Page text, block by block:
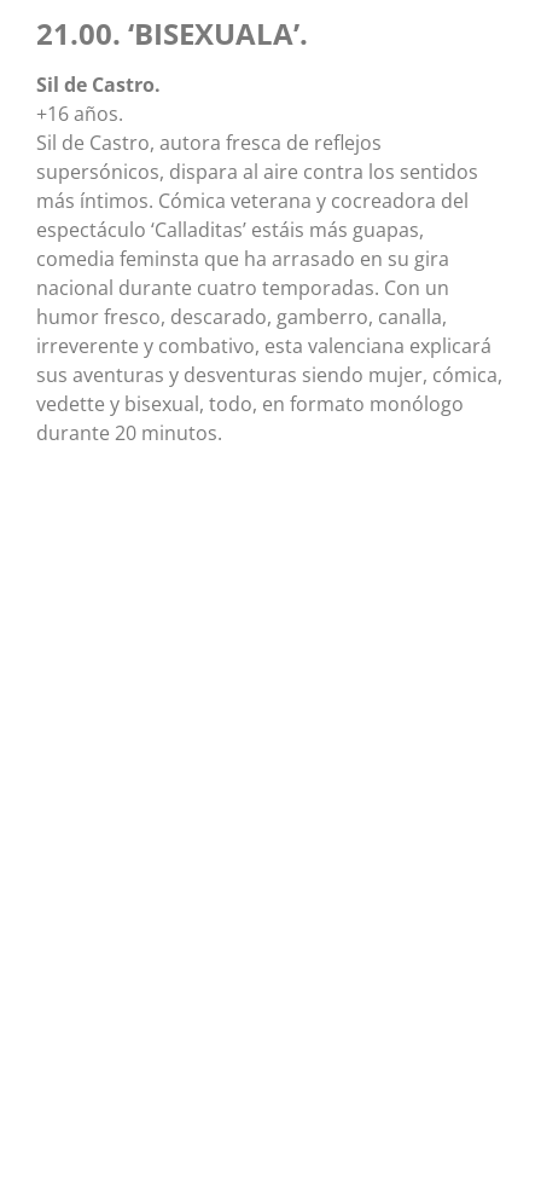
21.00. ‘BISEXUALA’.
Sil de Castro.
+16 años.
Sil de Castro, autora fresca de reflejos
supersónicos, dispara al aire contra los sentidos
más íntimos. Cómica veterana y cocreadora del
espectáculo ‘Calladitas’ estáis más guapas,
comedia feminsta que ha arrasado en su gira
nacional durante cuatro temporadas. Con un
humor fresco, descarado, gamberro, canalla,
irreverente y combativo, esta valenciana explicará
sus aventuras y desventuras siendo mujer, cómica,
vedette y bisexual, todo, en formato monólogo
durante 20 minutos.